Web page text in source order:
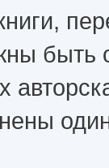
быть